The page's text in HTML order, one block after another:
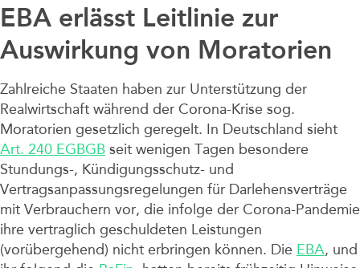
EBA erlässt Leitlinie zur
Auswirkung von Moratorien
Zahlreiche Staaten haben zur Unterstützung der
Realwirtschaft während der Corona-Krise sog.
Moratorien gesetzlich geregelt. In Deutschland sieht
Art. 240 EGBGB seit wenigen Tagen besondere
Stundungs-, Kündigungsschutz- und
Vertragsanpassungsregelungen für Darlehensverträge
mit Verbrauchern vor, die infolge der Corona-Pandemie
ihre vertraglich geschuldeten Leistungen
(vorübergehend) nicht erbringen können. Die EBA, und